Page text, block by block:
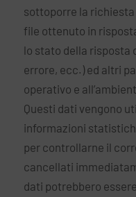
sottoporre la richiesta
file ottenuto in
lo stato della risposta
errore, ecc.) ed altri
operativo e
Questi dati vengono
informazioni
per controllarne il
cancellati
dati potrebbero